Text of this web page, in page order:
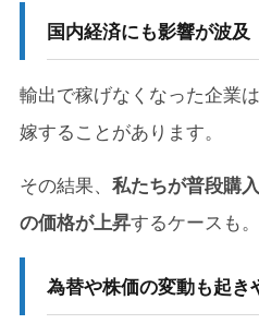
国内経済にも影響が波及
輸出で稼げなくなった企業
嫁することがあります。
その結果、 私たちが普段購
の価格が上昇するケースも。
為替や株価の変動も起き